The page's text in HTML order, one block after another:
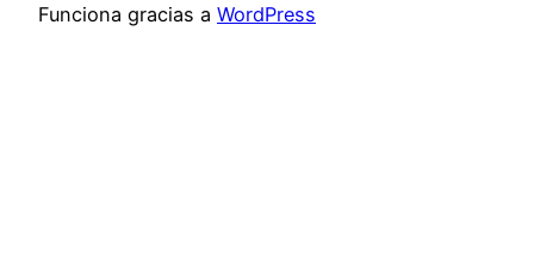
Funciona gracias a WordPress